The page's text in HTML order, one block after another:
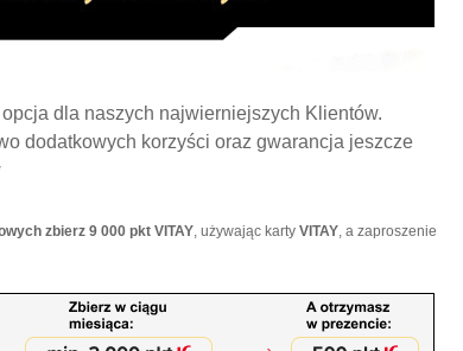
dla naszych najwierniejszych Klientów.
dodatkowych korzyści oraz gwarancja jeszcze
zbierz 9 000 pkt VITAY, używając karty VITAY, a zaproszenie